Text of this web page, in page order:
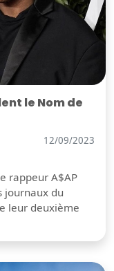
le Nom de
12/09/2023
rappeur A$AP
journaux du
leur deuxième